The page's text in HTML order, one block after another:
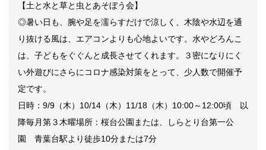
【土と水と草と虫とあそぼう会】
◎暑い日も、腕や足を濡らすだけで涼しく、木陰や水辺を通
り抜ける風は、エアコンよりも心地よいです。水やどろんこ
は、子どもをぐぐんと成長させてくれます。３密になりにく
い外遊びにさらにコロナ感染対策をとって、少人数で開催予
定です。
日時： 9/9 （木） 10/14 （木） 11/18 （木） 10:00～ 12:00頃 以
降毎月第３木曜場所：桜台公園または、しらとり台第一公
園 青葉台駅より徒歩10分または7分